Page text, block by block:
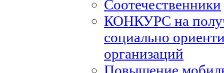
Соотечественники
КОНКУРС на
социально
организаций